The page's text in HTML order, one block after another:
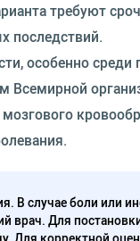
требуют
последствий.
особенно
Всемирной
В случае боли или
врач. Для